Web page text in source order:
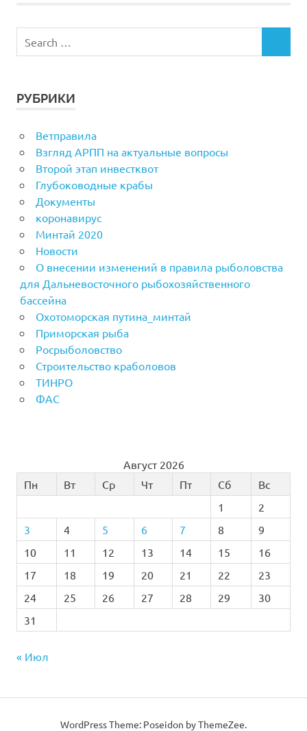
РУБРИКИ
Ветправила
Взгляд АРПП на актуальные вопросы
Второй этап инвестквот
Глубоководные крабы
Документы
коронавирус
Минтай 2020
Новости
О внесении изменений в правила рыболовства
для Дальневосточного рыбохозяйственного
бассейна
Охотоморская путина_минтай
Приморская рыба
Росрыболовство
Строительство краболовов
ТИНРО
ФАС
Август 2026
Пн
Вт Ср Чт Пт Сб
Вс
1
2
3
4 5 6 7 8
9
10
11 12 13 14 15
16
17
18 19 20 21 22
23
24
25 26 27 28 29
30
31
« Июл
WordPress Theme: Poseidon byThemeZee.